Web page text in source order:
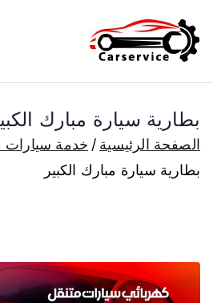
إلى
المحتوى
الكويت
بنشر متنقل
بارخص الاسعاربطارية سيارة مبارك
الصفحة الرئيسية
خدمة سيارات
بطارية سيارة مبارك الكبير